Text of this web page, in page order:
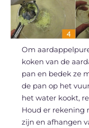
Om
koken van de
pan en bedek ze
de pan op het
het water kookt,
Houd er rekening
zijn en afhangen